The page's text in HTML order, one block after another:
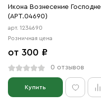
Икона Вознесение Господне
(АРТ.04690)
арт. 1234690
Розничная цена
от 300 ₽
0 отзывов
Купить